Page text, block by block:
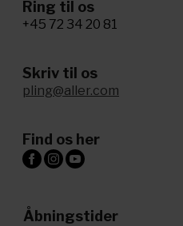
Ring til os
+45 72 34 20 81
Skriv til os
pling@aller.com
Find os her
Åbningstider